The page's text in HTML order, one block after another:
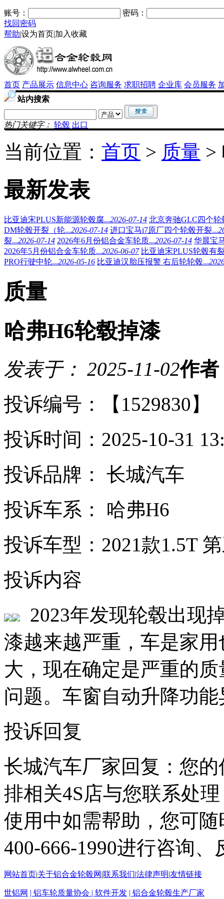
账号：
密码：
找回密码
帮助|设为首页|加入收藏
首页 产品展示 信息中心 咨询服务 求职招聘 企业库 会员服务
站内搜索
热门关键字： 轮毂 出口
当前位置： 首页 > 质量 >
最新发表
比亚迪宋PLUS新能源轮毂腐...2026-07-14 北京奔驰GLC四个轮
DM轮毂开裂（轮...2026-07-14 进口宝马i7原厂四个轮毂开裂...
裂...2026-07-14 2026年6月份铝合金车轮质...2026-07-14 华晨宝
2026年5月份铝合金车轮质...2026-06-07 比亚迪宋PLUS轮毂有
PRO行驶中轮...2026-05-16 比亚迪汉胎压报警 右后轮轮毂...
质量
哈弗H6轮毂掉漆
发表于： 2025-11-02作者
投诉编号：【1529830】
投诉时间：2025-10-31
投诉品牌： 长城汽车
投诉车系： 哈弗H6
投诉车型：2021款1.5T
投诉内容
2023年发现轮毂出现
漆越来越严重，车是家
大，现在确定是严重的
问题。车窗自动升降功能
投诉回复
长城汽车厂家回复：您
排相关4S店与您联系处
使用中如需帮助，您可
400-666-1990进行咨询
网站首页|关于铝合金轮毂网 |联系我们|法律声明|友情链接
世铝网 | 铝车轮质量协会 | 软件开发 | 铝合金轮毂生产厂家